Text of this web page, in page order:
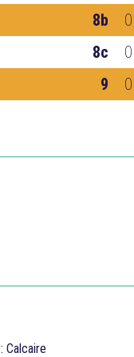
8b
0
8c
0
9
0
: Calcaire